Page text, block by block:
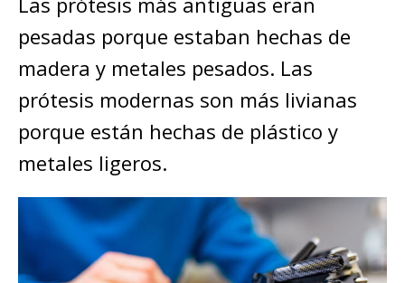
pesadas porque estaban hechas de
madera y metales pesados. Las
prótesis modernas son más livianas
porque están hechas de plástico y
metales ligeros.